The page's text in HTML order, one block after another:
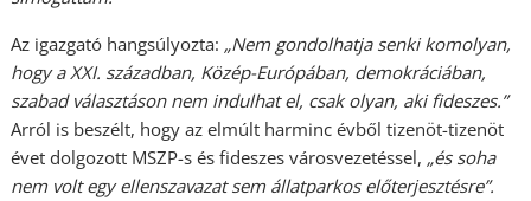
Az igazgató hangsúlyozta: „Nem gondolhatja senki komolyan,
hogy a XXI. században, Közép-Európában, demokráciában,
szabad választáson nem indulhat el, csak olyan, aki fideszes.”
Arról is beszélt, hogy az elmúlt harminc évből tizenöt-tizenöt
évet dolgozott MSZP-s és fideszes városvezetéssel, „és soha
nem volt egy ellenszavazat sem állatparkos előterjesztésre”.